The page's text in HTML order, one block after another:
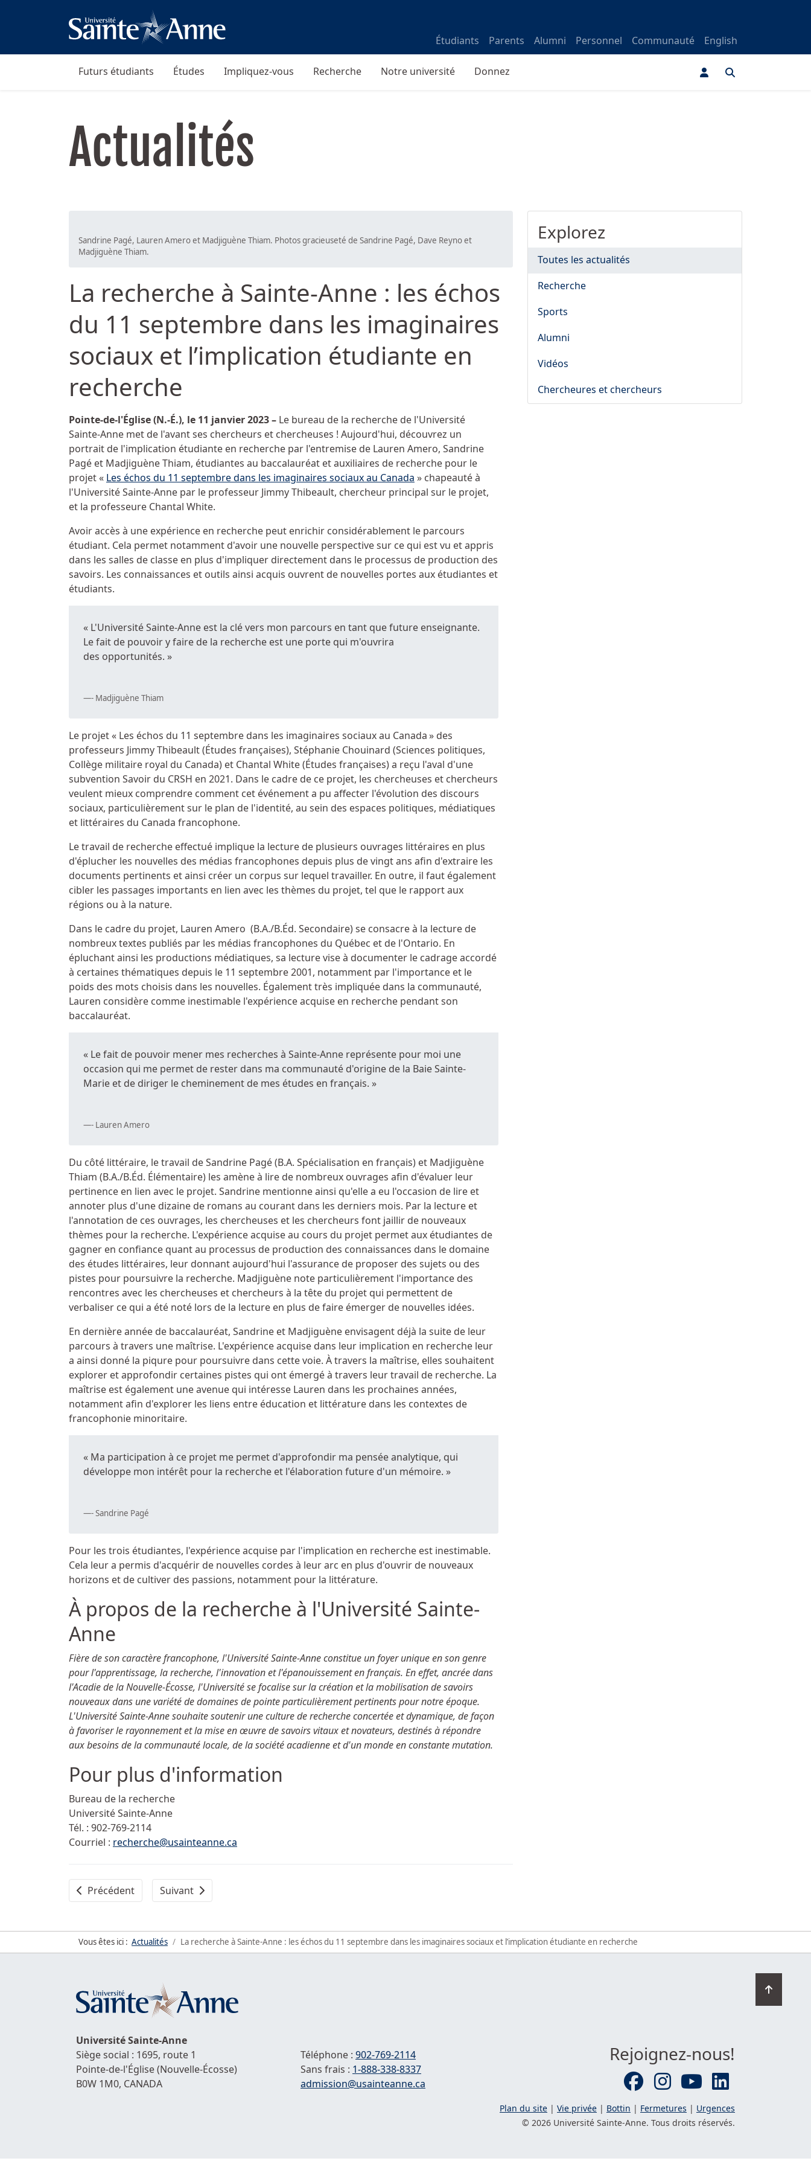
Étudiants Parents Alumni Personnel Communauté English
Futurs étudiants Études Impliquez-vous Recherche Notre université Donnez
Actualités
Sandrine Pagé, Lauren Amero et Madjiguène Thiam. Photos gracieuseté de Sandrine Pagé, Dave Reyno et
Madjiguène Thiam.
La recherche à Sainte-Anne : les échos
du 11 septembre dans les imaginaires
sociaux et l’implication étudiante en
recherche
Détails
Pointe-de-l'Église (N.-É.), le 11 janvier 2023 – Le bureau de la recherche de l'Université
Sainte-Anne met de l'avant ses chercheurs et chercheuses ! Aujourd'hui, découvrez un
portrait de l'implication étudiante en recherche par l'entremise de Lauren Amero, Sandrine
Pagé et Madjiguène Thiam, étudiantes au baccalauréat et auxiliaires de recherche pour le
projet « Les échos du 11 septembre dans les imaginaires sociaux au Canada » chapeauté à
l'Université Sainte-Anne par le professeur Jimmy Thibeault, chercheur principal sur le projet,
et la professeure Chantal White.
Avoir accès à une expérience en recherche peut enrichir considérablement le parcours
étudiant. Cela permet notamment d'avoir une nouvelle perspective sur ce qui est vu et appris
dans les salles de classe en plus d'impliquer directement dans le processus de production des
savoirs. Les connaissances et outils ainsi acquis ouvrent de nouvelles portes aux étudiantes et
étudiants.
« L'Université Sainte-Anne est la clé vers mon parcours en tant que future enseignante.
Le fait de pouvoir y faire de la recherche est une porte qui m'ouvrira
des opportunités. »
- Madjiguène Thiam
Le projet « Les échos du 11 septembre dans les imaginaires sociaux au Canada » des
professeurs Jimmy Thibeault (Études françaises), Stéphanie Chouinard (Sciences politiques,
Collège militaire royal du Canada) et Chantal White (Études françaises) a reçu l'aval d'une
subvention Savoir du CRSH en 2021. Dans le cadre de ce projet, les chercheuses et chercheurs
veulent mieux comprendre comment cet événement a pu affecter l'évolution des discours
sociaux, particulièrement sur le plan de l'identité, au sein des espaces politiques, médiatiques
et littéraires du Canada francophone.
Le travail de recherche effectué implique la lecture de plusieurs ouvrages littéraires en plus
d'éplucher les nouvelles des médias francophones depuis plus de vingt ans afin d'extraire les
documents pertinents et ainsi créer un corpus sur lequel travailler. En outre, il faut également
cibler les passages importants en lien avec les thèmes du projet, tel que le rapport aux
régions ou à la nature.
Dans le cadre du projet, Lauren Amero (B.A./B.Éd. Secondaire) se consacre à la lecture de
nombreux textes publiés par les médias francophones du Québec et de l'Ontario. En
épluchant ainsi les productions médiatiques, sa lecture vise à documenter le cadrage accordé
à certaines thématiques depuis le 11 septembre 2001, notamment par l'importance et le
poids des mots choisis dans les nouvelles. Également très impliquée dans la communauté,
Lauren considère comme inestimable l'expérience acquise en recherche pendant son
baccalauréat.
« Le fait de pouvoir mener mes recherches à Sainte-Anne représente pour moi une
occasion qui me permet de rester dans ma communauté d'origine de la Baie Sainte-
Marie et de diriger le cheminement de mes études en français. »
- Lauren Amero
Du côté littéraire, le travail de Sandrine Pagé (B.A. Spécialisation en français) et Madjiguène
Thiam (B.A./B.Éd. Élémentaire) les amène à lire de nombreux ouvrages afin d'évaluer leur
pertinence en lien avec le projet. Sandrine mentionne ainsi qu'elle a eu l'occasion de lire et
annoter plus d'une dizaine de romans au courant dans les derniers mois. Par la lecture et
l'annotation de ces ouvrages, les chercheuses et les chercheurs font jaillir de nouveaux
thèmes pour la recherche. L'expérience acquise au cours du projet permet aux étudiantes de
gagner en confiance quant au processus de production des connaissances dans le domaine
des études littéraires, leur donnant aujourd'hui l'assurance de proposer des sujets ou des
pistes pour poursuivre la recherche. Madjiguène note particulièrement l'importance des
rencontres avec les chercheuses et chercheurs à la tête du projet qui permettent de
verbaliser ce qui a été noté lors de la lecture en plus de faire émerger de nouvelles idées.
En dernière année de baccalauréat, Sandrine et Madjiguène envisagent déjà la suite de leur
parcours à travers une maîtrise. L'expérience acquise dans leur implication en recherche leur
a ainsi donné la piqure pour poursuivre dans cette voie. À travers la maîtrise, elles souhaitent
explorer et approfondir certaines pistes qui ont émergé à travers leur travail de recherche. La
maîtrise est également une avenue qui intéresse Lauren dans les prochaines années,
notamment afin d'explorer les liens entre éducation et littérature dans les contextes de
francophonie minoritaire.
« Ma participation à ce projet me permet d'approfondir ma pensée analytique, qui
développe mon intérêt pour la recherche et l'élaboration future d'un mémoire. »
- Sandrine Pagé
Pour les trois étudiantes, l'expérience acquise par l'implication en recherche est inestimable.
Cela leur a permis d'acquérir de nouvelles cordes à leur arc en plus d'ouvrir de nouveaux
horizons et de cultiver des passions, notamment pour la littérature.
À propos de la recherche à l'Université Sainte-
Anne
Fière de son caractère francophone, l'Université Sainte-Anne constitue un foyer unique en son genre
pour l'apprentissage, la recherche, l'innovation et l'épanouissement en français. En effet, ancrée dans
l'Acadie de la Nouvelle-Écosse, l'Université se focalise sur la création et la mobilisation de savoirs
nouveaux dans une variété de domaines de pointe particulièrement pertinents pour notre époque.
L'Université Sainte-Anne souhaite soutenir une culture de recherche concertée et dynamique, de façon
à favoriser le rayonnement et la mise en œuvre de savoirs vitaux et novateurs, destinés à répondre
aux besoins de la communauté locale, de la société acadienne et d'un monde en constante mutation.
Pour plus d'information
Bureau de la recherche
Université Sainte-Anne
Tél. : 902-769-2114
Courriel : recherche@usainteanne.ca
Article précédent : Sainte-Anne en balado - Épisode 13 : Francis Robichaud - Directeur du centre sportif
Précédent Article suivant : Patriciane Nankoua nommée vice-rectrice à l’administration
Suivant
Explorez
Toutes les actualités
Recherche
Sports
Alumni
Vidéos
Chercheures et chercheurs
Vous êtes ici : Actualités La recherche à Sainte-Anne : les échos du 11 septembre dans les imaginaires sociaux et l’implication étudiante en recherche
en
UniversitéSainte-Anne
Siège social : 1695, route 1
Pointe-de-l'Église(Nouvelle-Écosse)
B0W 1M0, CANADA
Téléphone : 902-769-2114
Sans frais : 1-888-338-8337
Courriel :
admission@usainteanne.ca
Rejoignez-nous!
Plan du site | Vie privée | Bottin | Fermetures | Urgences
© 2026 Université Sainte-Anne. Tous droits réservés.